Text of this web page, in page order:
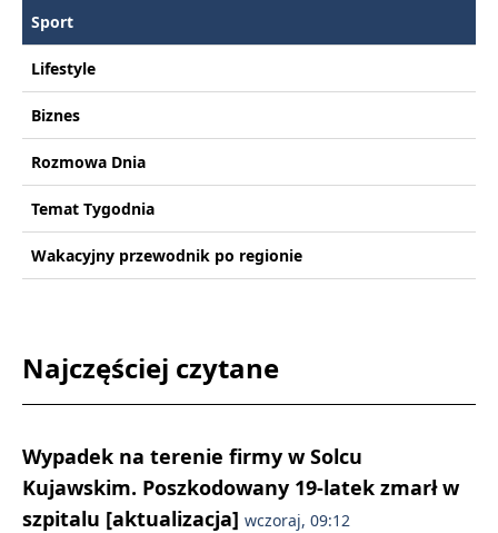
Sport
Lifestyle
Biznes
Rozmowa Dnia
Temat Tygodnia
Wakacyjny przewodnik po regionie
Najczęściej czytane
Wypadek na terenie firmy w Solcu
Kujawskim. Poszkodowany 19-latek zmarł w
szpitalu [aktualizacja] wczoraj, 09:12